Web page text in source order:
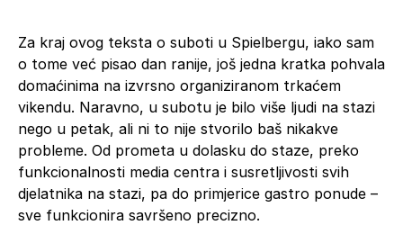
Za kraj ovog teksta o suboti u Spielbergu, iako sam
o tome već pisao dan ranije, još jedna kratka pohvala
domaćinima na izvrsno organiziranom trkaćem
vikendu. Naravno, u subotu je bilo više ljudi na stazi
nego u petak, ali ni to nije stvorilo baš nikakve
probleme. Od prometa u dolasku do staze, preko
funkcionalnosti media centra i susretljivosti svih
djelatnika na stazi, pa do primjerice gastro ponude –
sve funkcionira savršeno precizno.